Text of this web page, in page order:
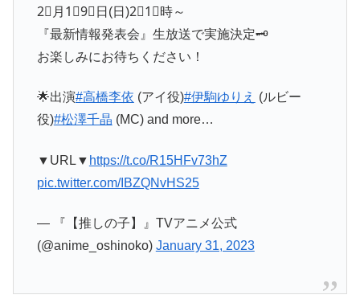
2⃣月1⃣9⃣日(日)2⃣1⃣時～
『最新情報発表会』生放送で実施決定🗝
お楽しみにお待ちください！
🌟出演#高橋李依 (アイ役)#伊駒ゆりえ (ルビー
役)#松澤千晶 (MC) and more…
▼URL▼ https://t.co/R15HFv73hZ
pic.twitter.com/IBZQNvHS25
— 『【推しの子】』TVアニメ公式
(@anime_oshinoko) January 31, 2023